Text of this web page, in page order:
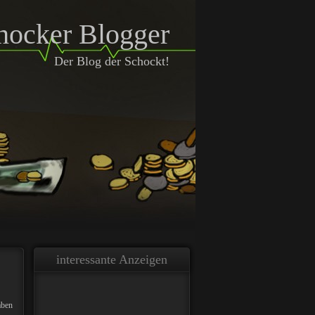
Blogger
Der Blog der Schockt!
interessante Anzeigen